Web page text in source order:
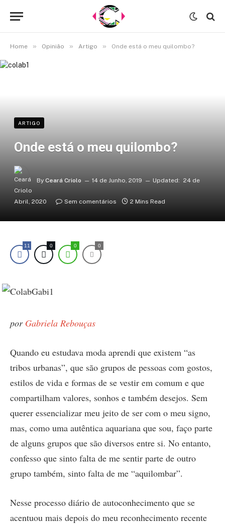
Home » Opinião » Artigo » Onde está o meu quilombo?
ARTIGO
Onde está o meu quilombo?
By Ceará Criolo 14 de Junho, 2019 Updated: 24 de
Abril, 2020 Sem comentários 2 Mins Read
11 0 0 0
por Gabriela Rebouças
Quando eu estudava moda aprendi que existem “as
tribos urbanas”, que são grupos de pessoas com gostos,
estilos de vida e formas de se vestir em comum e que
compartilham valores, sonhos e também desejos. Sem
querer essencializar meu jeito de ser com o meu signo,
mas, como uma autêntica aquariana que sou, faço parte
de alguns grupos que são diversos entre si. No entanto,
confesso que sinto falta de me sentir parte de outro
grupo também, sinto falta de me “aquilombar”.
Nesse processo diário de autoconhecimento que se
acentuou mais depois do meu reconhecimento recente